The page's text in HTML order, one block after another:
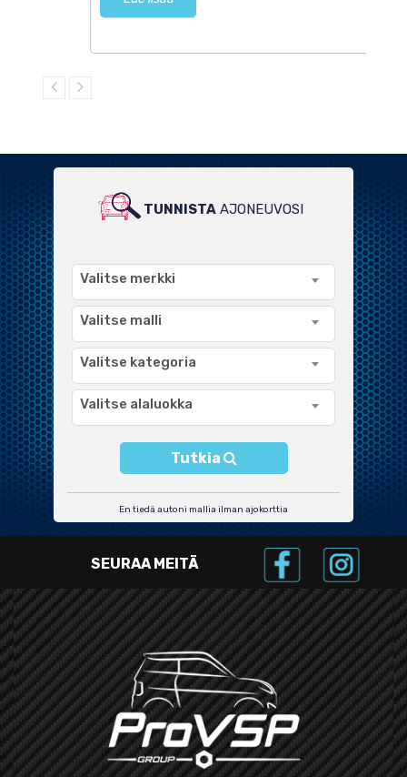
TUNNISTAAJONEUVOSI
LAAJA VALIKOIMA
Valitse merkki
Valitse malli
Valitse kategoria
Valitse alaluokka
Tutkia
En tiedä autoni mallia ilman ajokorttia
SEURAA MEITÄ